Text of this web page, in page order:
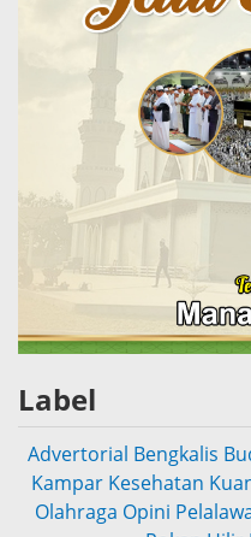
Label
Advertorial Bengkalis
Kampar Kesehatan
Olahraga Opini